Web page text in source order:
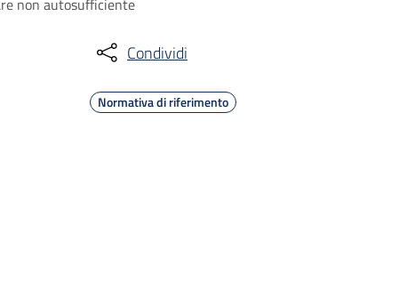
non autosufficiente
Condividi
Normativa di riferimento